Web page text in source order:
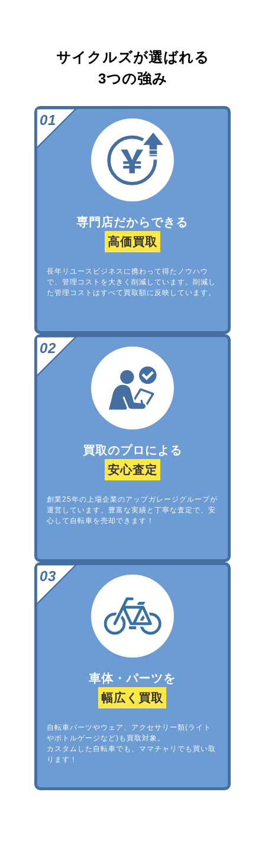
サイクルズが選ばれる
3つの強み
専門店だからできる
高価買取
長年リユースビジネスに携わって得たノウハウ
で、管理コストを大きく削減しています。削減し
た管理コストはすべて買取額に反映しています。
買取のプロによる
安心査定
創業25年の上場企業のアップガレージグループが
運営しています。豊富な実績と丁寧な査定で、安
心して自転車を売却できます！
車体・パーツを
幅広く買取
自転車パーツやウェア、アクセサリー類(ライト
やボトルゲージなど)も買取対象。
カスタムした自転車でも、ママチャリでも買い取
ります！